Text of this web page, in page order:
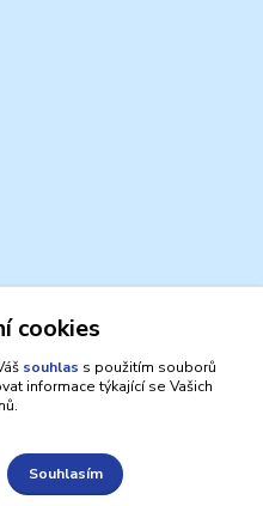
cookies
souhlas s použitím souborů
informace týkající se Vašich
Souhlasím